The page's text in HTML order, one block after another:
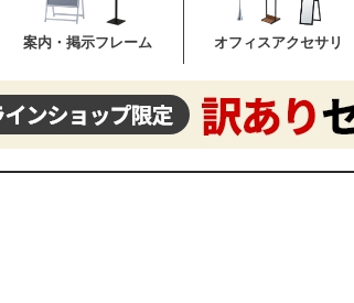
案内・掲示フレーム オフィスアクセサリ